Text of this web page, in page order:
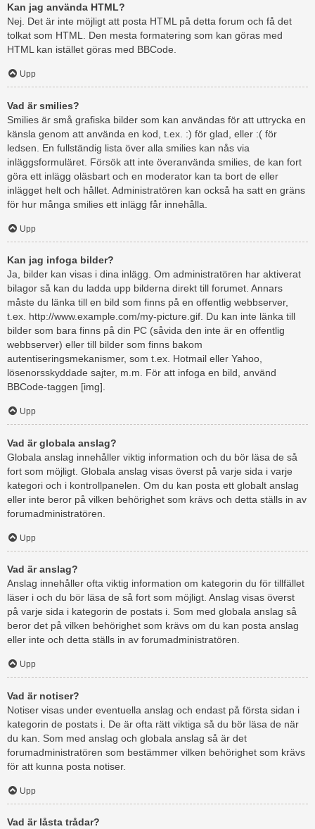
Kan jag använda HTML?
Nej. Det är inte möjligt att posta HTML på detta forum och få det
tolkat som HTML. Den mesta formatering som kan göras med
HTML kan istället göras med BBCode.
Upp
Vad är smilies?
Smilies är små grafiska bilder som kan användas för att uttrycka en
känsla genom att använda en kod, t.ex. :) för glad, eller :( för
ledsen. En fullständig lista över alla smilies kan nås via
inläggsformuläret. Försök att inte överanvända smilies, de kan fort
göra ett inlägg oläsbart och en moderator kan ta bort de eller
inlägget helt och hållet. Administratören kan också ha satt en gräns
för hur många smilies ett inlägg får innehålla.
Upp
Kan jag infoga bilder?
Ja, bilder kan visas i dina inlägg. Om administratören har aktiverat
bilagor så kan du ladda upp bilderna direkt till forumet. Annars
måste du länka till en bild som finns på en offentlig webbserver,
t.ex. http://www.example.com/my-picture.gif. Du kan inte länka till
bilder som bara finns på din PC (såvida den inte är en offentlig
webbserver) eller till bilder som finns bakom
autentiseringsmekanismer, som t.ex. Hotmail eller Yahoo,
lösenorsskyddade sajter, m.m. För att infoga en bild, använd
BBCode-taggen [img].
Upp
Vad är globala anslag?
Globala anslag innehåller viktig information och du bör läsa de så
fort som möjligt. Globala anslag visas överst på varje sida i varje
kategori och i kontrollpanelen. Om du kan posta ett globalt anslag
eller inte beror på vilken behörighet som krävs och detta ställs in av
forumadministratören.
Upp
Vad är anslag?
Anslag innehåller ofta viktig information om kategorin du för tillfället
läser i och du bör läsa de så fort som möjligt. Anslag visas överst
på varje sida i kategorin de postats i. Som med globala anslag så
beror det på vilken behörighet som krävs om du kan posta anslag
eller inte och detta ställs in av forumadministratören.
Upp
Vad är notiser?
Notiser visas under eventuella anslag och endast på första sidan i
kategorin de postats i. De är ofta rätt viktiga så du bör läsa de när
du kan. Som med anslag och globala anslag så är det
forumadministratören som bestämmer vilken behörighet som krävs
för att kunna posta notiser.
Upp
Vad är låsta trådar?